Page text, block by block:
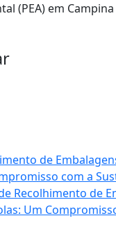
(PEA) em
Recolhimento de
Um